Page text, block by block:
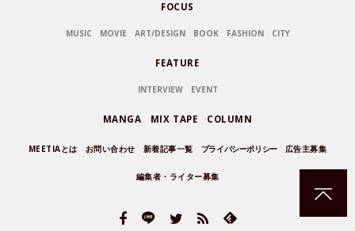
FOCUS
MUSIC MOVIE ART/DESIGN BOOK FASHION CITY
FEATURE
INTERVIEW EVENT
MANGA MIX TAPE COLUMN
MEETIAとは お問い合わせ 新着記事一覧 プライバシーポリシー 広告主募集
編集者・ライター募集